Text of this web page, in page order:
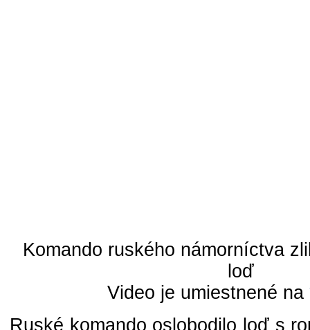
Komando ruského námorníctva
loď
Video je umiestnené na
Ruské komando oslobodilo loď s